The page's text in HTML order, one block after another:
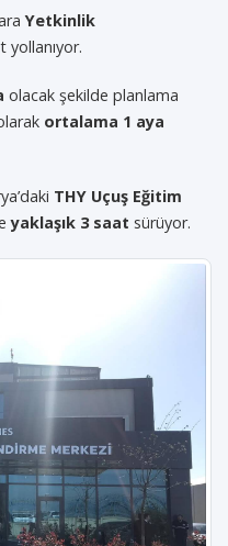
Yetkinlik
yollanıyor.
olacak şekilde planlama
ortalama 1 aya
THY Uçuş Eğitim
yaklaşık 3 saat sürüyor.